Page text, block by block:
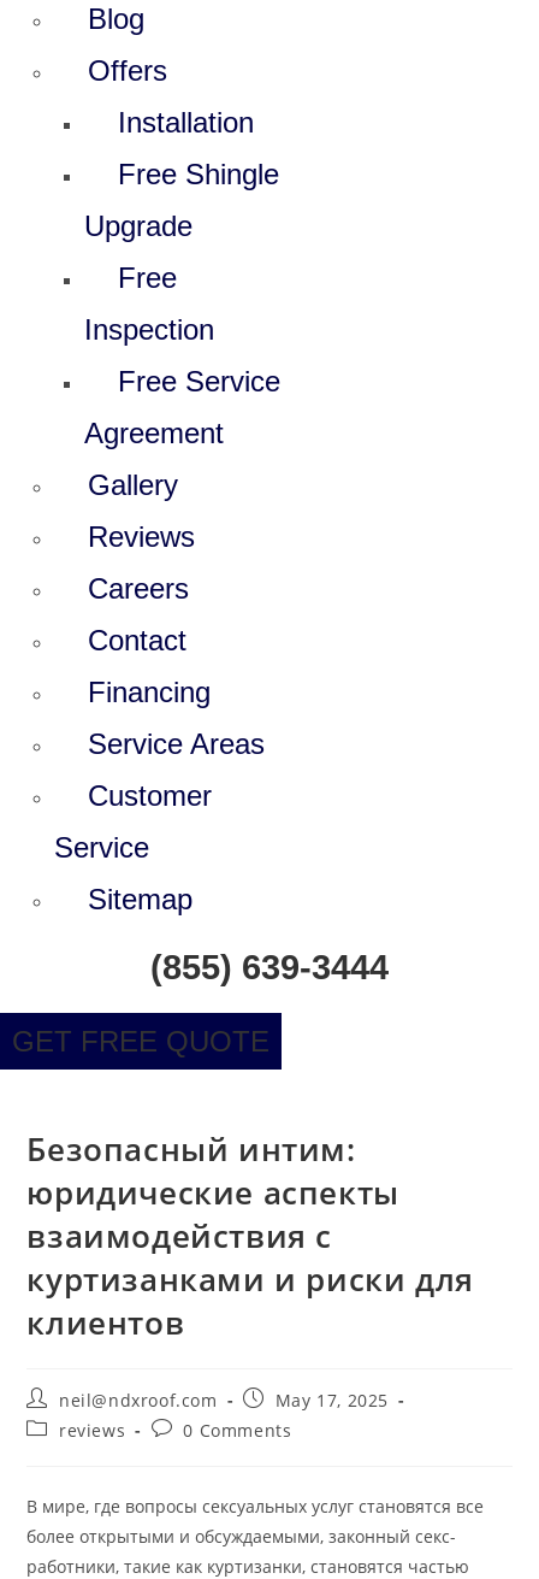
Blog
Offers
Installation
Free Shingle
Upgrade
Free
Inspection
Free Service
Agreement
Gallery
Reviews
Careers
Contact
Financing
Service Areas
Customer
Service
Sitemap
(855) 639-3444
GET FREE QUOTE
Безопасный интим:
юридические аспекты
взаимодействия с
куртизанками и риски для
клиентов
Post
author:
neil@ndxroof.com
Post
published:
May 17, 2025
Postreviews
Post0 Comments
В мире, где вопросы сексуальных услуг становятся все
более открытыми и обсуждаемыми, законный секс-
работники, такие как куртизанки, становятся частью